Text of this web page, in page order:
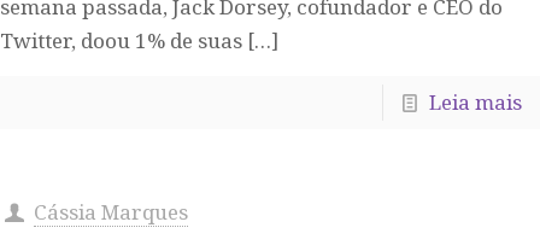
semana passada, Jack Dorsey, cofundador e CEO do
Twitter, doou 1% de suas […]
Leia mais
Cássia Marques